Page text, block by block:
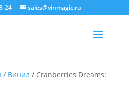
24 sales@vinmagic.ru
/ Винил / Cranberries Dreams: